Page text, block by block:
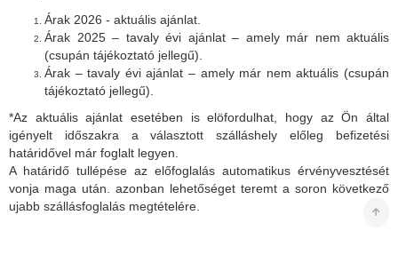
Árak 2026 - aktuális ajánlat.
Árak 2025 – tavaly évi ajánlat – amely már nem aktuális
(csupán tájékoztató jellegű).
Árak – tavaly évi ajánlat – amely már nem aktuális (csupán
tájékoztató jellegű).
*Az aktuális ajánlat esetében is elöfordulhat, hogy az Ön által
igényelt időszakra a választott szálláshely előleg befizetési
határidővel már foglalt legyen.
A határidő tullépése az előfoglalás automatikus érvényvesztését
vonja maga után. azonban lehetőséget teremt a soron következő
ujabb szállásfoglalás megtételére.